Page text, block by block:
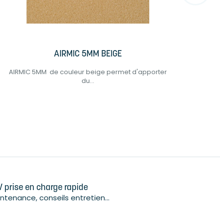
AIRMIC 5MM BEIGE
AIRMIC 5MM de couleur beige permet d'apporter
du...
prise en charge rapide
conseils entretien...